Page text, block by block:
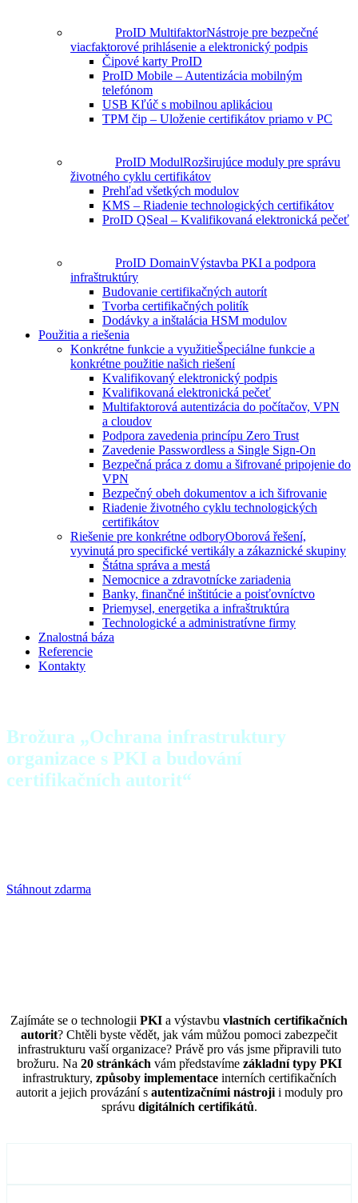
ProID MultifaktorNástroje pre bezpečné
viacfaktorové prihlásenie a elektronický podpis
Čipové karty ProID
ProID Mobile – Autentizácia mobilným
telefónom
USB Kľúč s mobilnou aplikáciou
TPM čip – Uloženie certifikátov priamo v PC
ProID ModulRozširujúce moduly pre správu
životného cyklu certifikátov
Prehľad všetkých modulov
KMS – Riadenie technologických certifikátov
ProID QSeal – Kvalifikovaná elektronická pečeť
ProID DomainVýstavba PKI a podpora
infraštruktúry
Budovanie certifikačných autorít
Tvorba certifikačných politík
Dodávky a inštalácia HSM modulov
Použitia a riešenia
Konkrétne funkcie a využitieŠpeciálne funkcie a
konkrétne použitie našich riešení
Kvalifikovaný elektronický podpis
Kvalifikovaná elektronická pečeť
Multifaktorová autentizácia do počítačov, VPN
a cloudov
Podpora zavedenia princípu Zero Trust
Zavedenie Passwordless a Single Sign-On
Bezpečná práca z domu a šifrované pripojenie do
VPN
Bezpečný obeh dokumentov a ich šifrovanie
Riadenie životného cyklu technologických
certifikátov
Riešenie pre konkrétne odboryOborová řešení,
vyvinutá pro specifické vertikály a zákaznické skupiny
Štátna správa a mestá
Nemocnice a zdravotnícke zariadenia
Banky, finančné inštitúcie a poisťovníctvo
Priemysel, energetika a infraštruktúra
Technologické a administratívne firmy
Znalostná báza
Referencie
Kontakty
Brožura „Ochrana infrastruktury
organizace s PKI a budování
certifikačních autorit“
Stáhnout zdarma
Zajímáte se o technologii PKI a výstavbu vlastních certifikačních
autorit? Chtěli byste vědět, jak vám můžou pomoci zabezpečit
infrastrukturu vaší organizace? Právě pro vás jsme připravili tuto
brožuru. Na 20 stránkáchvám představíme základní typy PKI
infrastruktury, způsoby implementaceinterních certifikačních
autorit a jejich provázání s autentizačními nástrojii moduly pro
správu digitálních certifikátů.